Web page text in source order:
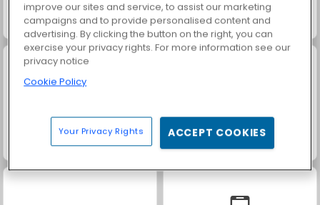
Trollface Quest: USA 2 Masha and the Bear: Meadows
Farm Merge Valley Scala 40
improve our sites and service, to assist our marketing
campaigns and to provide personalised content and
advertising. By clicking the button on the right, you can
exercise your privacy rights. For more information see our
privacy notice
Cookie Policy
Your Privacy Rights ACCEPT COOKIES